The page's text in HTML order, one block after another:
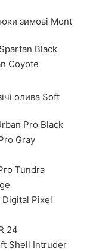
зимові Mont
Black
Coyote
олива Soft
Pro Black
Gray
Tundra
Pixel
24
Shell Intruder